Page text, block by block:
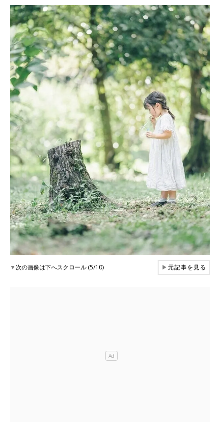
▼次の画像は下へスクロール (5/10) ▶元記事を見る